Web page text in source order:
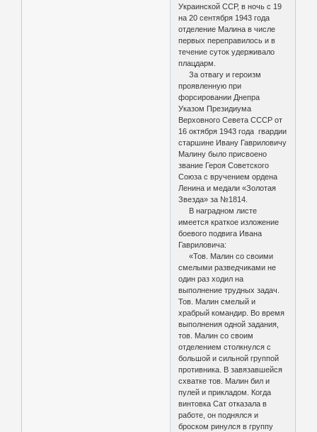
Украинской ССР, в ночь с 19
на 20 сентября 1943 года
отделение Малина в числе
первых переправилось и в
течение суток удерживало
плацдарм.
За отвагу и героизм
проявленную при
форсировании Днепра
Указом Президиума
Верховного Севета СССР от
16 октября 1943 года гвардии
старшине Ивану Гавриловичу
Малину было присвоено
звание Героя Советского
Союза с вручением ордена
Ленина и медали «Золотая
Звезда» за №1814.
В наградном листе
имеется краткое изложение
боевого подвига Ивана
Гавриловича:
«Тов. Малин со своими
смелыми разведчиками не
один раз ходил на
выполнение трудных задач.
Тов. Малин смелый и
храбрый командир. Во время
выполнения одной задания,
тов. Малин со своим
отделением столкнулся с
большой и сильной группой
противника. В завязавшейся
схватке тов. Малин бил и
пулей и прикладом. Когда
винтовка Сат отказала в
работе, он поднялся и
броском ринулся в группу